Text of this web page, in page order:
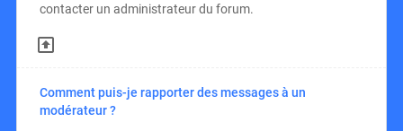
contacter un administrateur du forum.
Comment puis-je rapporter des messages à un
modérateur ?